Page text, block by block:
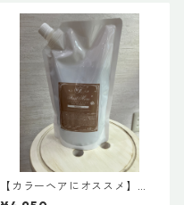
【カラーヘアにオススメ】
【お得サイズ】ファーストモ